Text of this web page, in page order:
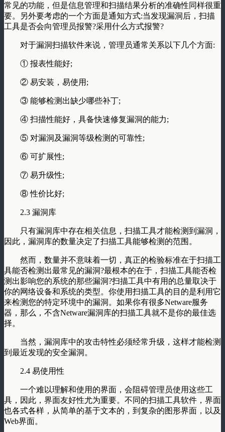
常见的功能，但是信息管理和扫描结果分析的准确性同样很重
要。另外要考虑的一个方面是通知方式:当发现漏洞后，扫描
工具是否会向管理员报警?采用什么方式报警?
对于漏洞扫描软件来说，管理员通常关系以下几个方面:
① 报表性能好;
② 易安装，易使用;
③ 能够检测出缺少哪些补丁;
④ 扫描性能好，具备快速修复漏洞的能力;
⑤ 对漏洞及漏洞等级检测的可靠性;
⑥ 可扩展性;
⑦ 易升级性;
⑧ 性价比好;
2.3 漏洞库
只有漏洞库中存在相关信息，扫描工具才能检测到漏洞，
因此，漏洞库的数量决定了扫描工具能够检测的范围。
然而，数量并不意味着一切，真正的检验标准在于扫描工
具能否检测出最常见的漏洞?最根本的在于，扫描工具能否检
测出影响您的系统的那些漏洞?扫描工具中有用的总量取决于
你的网络设备和系统的类型。你使用扫描工具的目的是利用它
来检测您的特定环境中的漏洞。如果你有很多Netware服务
器，那么，不含Netware漏洞库的扫描工具就不是你的最佳选
择。
当然，漏洞库中的攻击特性必须经常升级，这样才能检测
到最近发现的安全漏洞。
2.4 易使用性
一个难以理解和使用的界面，会阻碍管理员使用这些工
具，因此，界面友好性尤为重要。不同的扫描工具软件，界面
也各式各样，从简单的基于文本的，到复杂的图形界面，以及
Web界面。